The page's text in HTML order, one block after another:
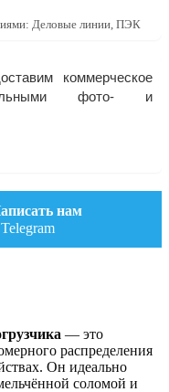
Деловые линии, ПЭК
коммерческое
фото- и
нам
— это
распределения
Он идеально
соломой и